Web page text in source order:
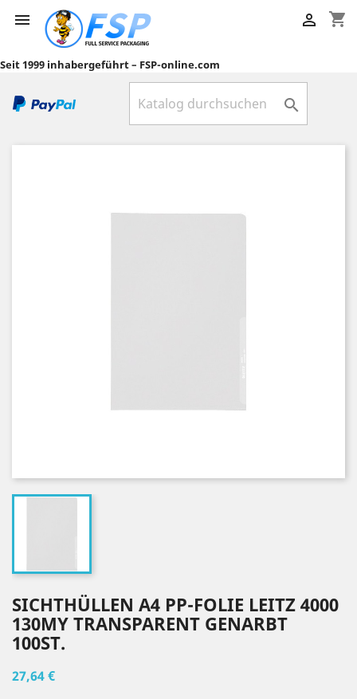
 shopping_cart

Seit 1999 inhabergeführt – FSP-online.com

SICHTHÜLLEN A4 PP-FOLIE LEITZ 4000
130MY TRANSPARENT GENARBT
100ST.
27,64 €